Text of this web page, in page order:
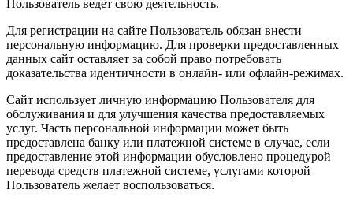
Пользователь ведет свою деятельность.
Для регистрации на сайте Пользователь обязан внести
персональную информацию. Для проверки предоставленных
данных сайт оставляет за собой право потребовать
доказательства идентичности в онлайн- или офлайн-режимах.
Сайт использует личную информацию Пользователя для
обслуживания и для улучшения качества предоставляемых
услуг. Часть персональной информации может быть
предоставлена банку или платежной системе в случае, если
предоставление этой информации обусловлено процедурой
перевода средств платежной системе, услугами которой
Пользователь желает воспользоваться.